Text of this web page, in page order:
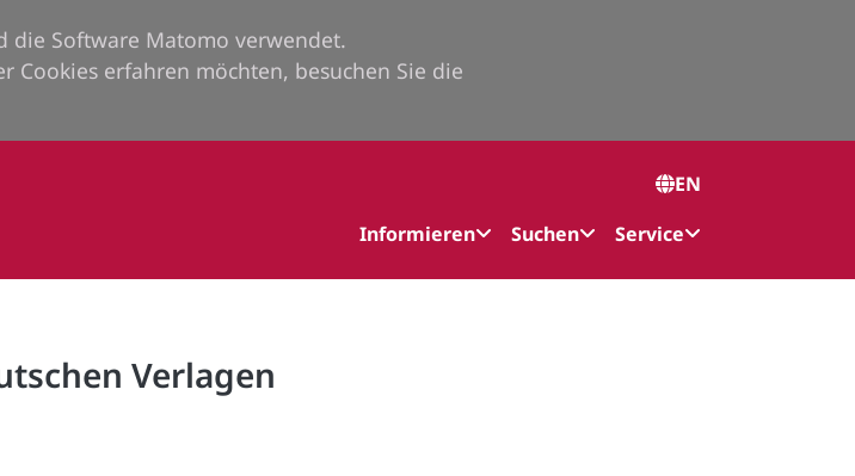
die Software Matomo verwendet.
Cookies erfahren möchten, besuchen Sie die
EN
Informieren
Suchen Service
Verlagen